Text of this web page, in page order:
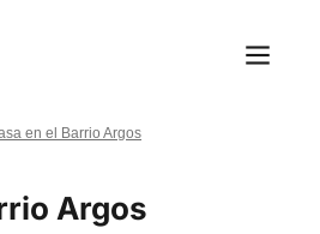
en el Barrio Argos
Argos